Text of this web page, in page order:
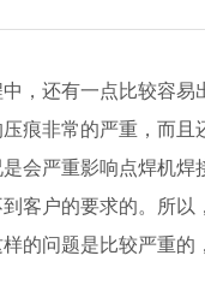
，还有一点比较容易
痕非常的严重，而且
会严重影响点焊机焊
客户的要求的。所以
的问题是比较严重的